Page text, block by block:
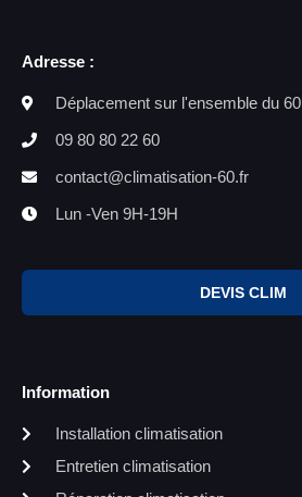
Adresse :
Déplacement sur l'ensemble du 60
09 80 80 22 60
contact@climatisation-60.fr
Lun -Ven 9H-19H
DEVIS CLIM
Information
Installation climatisation
Entretien climatisation